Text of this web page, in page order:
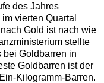
des Jahres
vierten Quartal
Gold ist nach wie
stellte
bei Goldbarren in
Goldbarren ist der
Kilogramm-Barren.